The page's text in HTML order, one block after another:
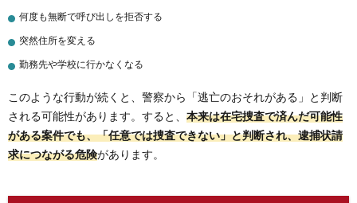
何度も無断で呼び出しを拒否する
突然住所を変える
勤務先や学校に行かなくなる
このような行動が続くと、警察から「逃亡のおそれがある」と判断
される可能性があります。すると、 本来は在宅捜査で済んだ可能性
がある案件でも、「任意では捜査できない」と判断され、逮捕状請
求につながる危険があります。